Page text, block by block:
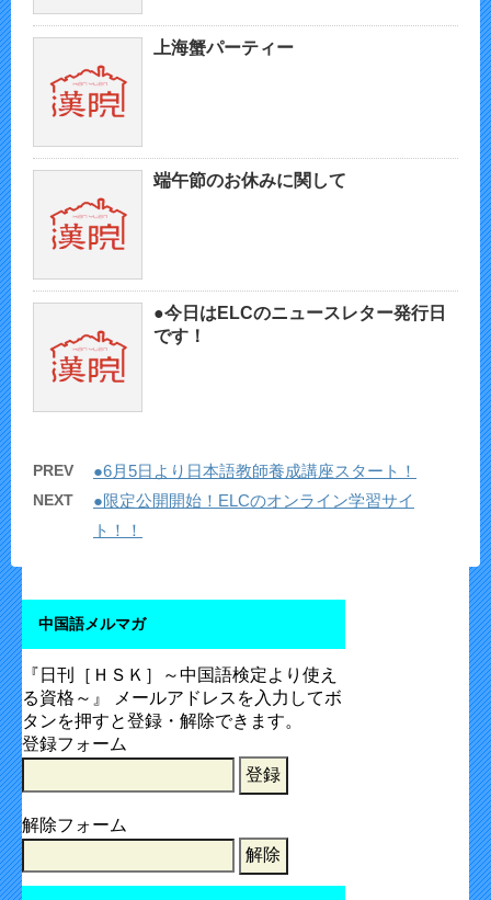
上海蟹パーティー
端午節のお休みに関して
●今日はELCのニュースレター発行日
です！
PREV ●6月5日より日本語教師養成講座スタート！
NEXT
●限定公開開始！ELCのオンライン学習サイ
ト！！
中国語メルマガ
『日刊［ＨＳＫ］～中国語検定より使え
る資格～』 メールアドレスを入力してボ
タンを押すと登録・解除できます。
登録フォーム
解除フォーム